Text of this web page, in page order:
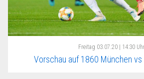
Freitag 03.07.20 | 14:30
Vorschau auf 1860 München